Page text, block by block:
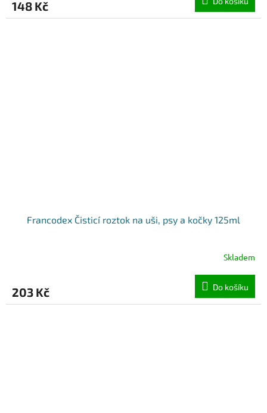
148 Kč
Francodex Čisticí roztok na uši, psy a kočky 125ml
Skladem
203 Kč Do košíku